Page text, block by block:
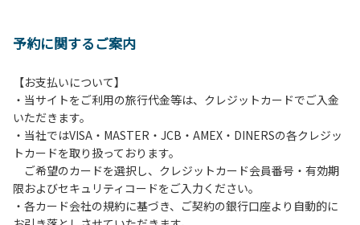
・玄関、食堂に手指の消毒スプレーを設置。
・定期的な施設の消毒。
・スタッフの体調管理、健康チェックの徹底。
・使い捨てスリッパをご用意しております。
・施設内の換気。
※食事中は窓を開けて換気をさせていただく場合がございま
す。また、山の上なので朝晩は冷えます。服装は１枚多めに
ご用意ください。
【お客様へお願い】
予約に関するご案内
【お支払いについて】
・当サイトをご利用の旅行代金等は、クレジットカードでご入金
いただきます。
・当社ではVISA・MASTER・JCB・AMEX・DINERSの各クレジッ
トカードを取り扱っております。
ご希望のカードを選択し、クレジットカード会員番号・有効期
限およびセキュリティコードをご入力ください。
・各カード会社の規約に基づき、ご契約の銀行口座より自動的に